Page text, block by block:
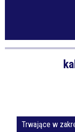
Szukana fraza
Trwające w